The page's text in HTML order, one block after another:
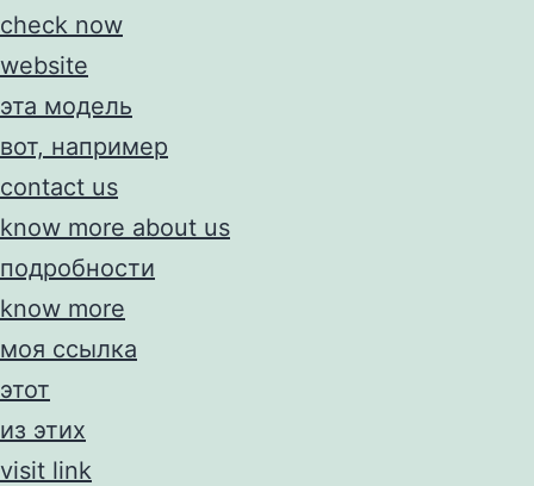
check now
website
эта модель
вот, например
contact us
know more about us
подробности
know more
моя ссылка
этот
из этих
visit link